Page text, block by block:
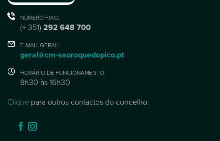
NÚMERO FIXO:
(+ 351) 292 648 700
E-MAIL GERAL:
geral@cm-saoroquedopico.pt
HORÁRIO DE FUNCIONAMENTO:
8h30 às 16h30
Clique para outros contactos do concelho.